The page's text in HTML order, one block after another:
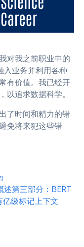
对我之前职业中的
业务并利用各种
有价值。我已经开
以追求数据科学。
了时间和精力的错
免将来犯这些错
第三部分：BERT
级标记上下文